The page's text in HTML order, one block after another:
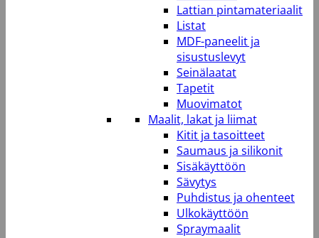
Lattian pintamateriaalit
Listat
MDF-paneelit ja
sisustuslevyt
Seinälaatat
Tapetit
Muovimatot
Maalit, lakat ja liimat
Kitit ja tasoitteet
Saumaus ja silikonit
Sisäkäyttöön
Sävytys
Puhdistus ja ohenteet
Ulkokäyttöön
Spraymaalit